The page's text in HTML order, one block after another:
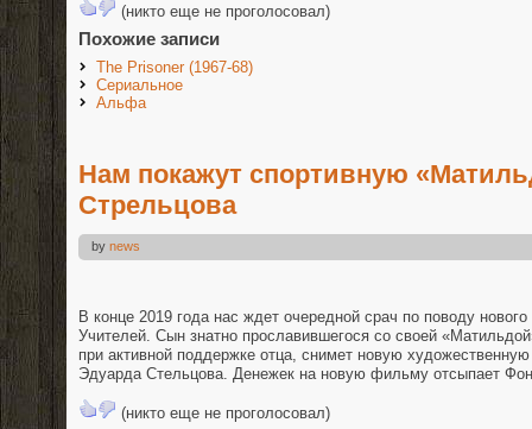
(никто еще не проголосовал)
Похожие записи
The Prisoner (1967-68)
Сериальное
Альфа
Нам покажут спортивную
Стрельцова
by news
В конце 2019 года нас ждет очередной срач по поводу нового
Учителей. Сын знатно прославившегося со своей
при активной поддержке отца, снимет новую
Эдуарда Стельцова. Денежек на новую фильму отсыпает
(никто еще не проголосовал)